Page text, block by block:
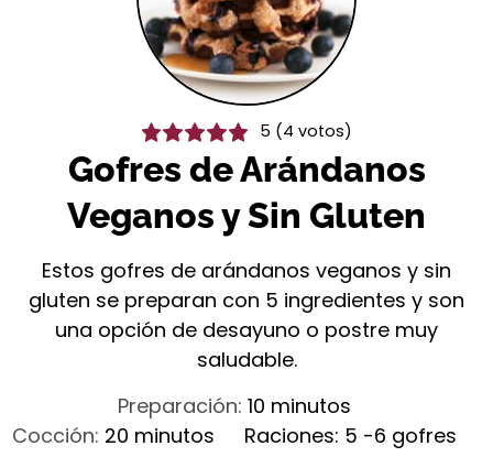
5 (4 votos)
Gofres de Arándanos
Veganos y Sin Gluten
Estos gofres de arándanos veganos y sin
gluten se preparan con 5 ingredientes y son
una opción de desayuno o postre muy
saludable.
Preparación:10 minutos
minutos
Cocción: 20 minutos
minutos Raciones: 5 -6 gofres